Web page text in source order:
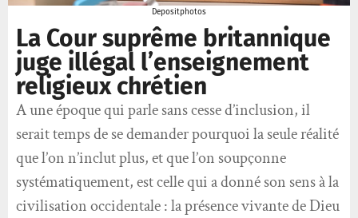
Depositphotos
La Cour suprême britannique
juge illégal l’enseignement
religieux chrétien
A une époque qui parle sans cesse d’inclusion, il
serait temps de se demander pourquoi la seule réalité
que l’on n’inclut plus, et que l’on soupçonne
systématiquement, est celle qui a donné son sens à la
civilisation occidentale : la présence vivante de Dieu